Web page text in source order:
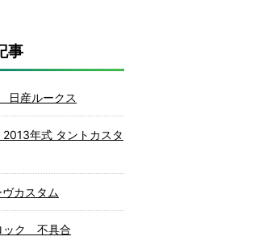
事
産ルークス
年式 タントカスタ
カスタム
ック 不具合